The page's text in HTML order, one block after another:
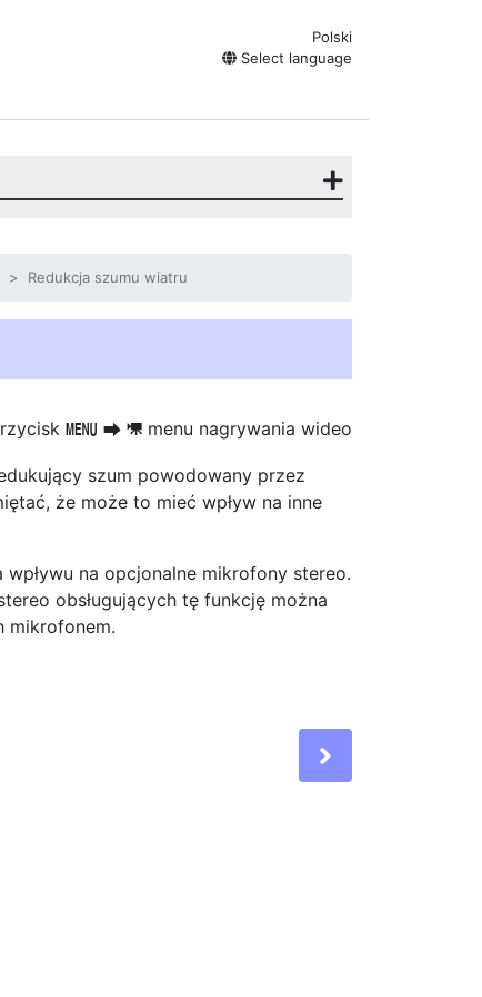
Polski
Select language
Redukcja szumu wiatru
G U 1 menu nagrywania wideo
szum powodowany przez
że może to mieć wpływ na inne
wpływu na opcjonalne mikrofony stereo.
obsługujących tę funkcję można
mikrofonem.